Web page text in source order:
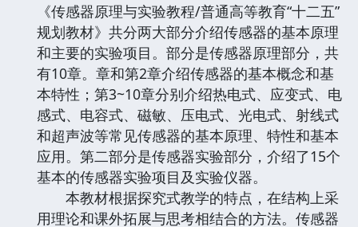
《传感器原理与实验教程/普通高等教育“十二五”
规划教材》共分两大部分介绍传感器的基本原理
和主要的实验项目。部分是传感器原理部分，共
有10章。章和第2章介绍传感器的基本概念和基
本特性；第3~10章分别介绍热电式、应变式、电
感式、电容式、磁敏、压电式、光电式、射线式
和超声波等常见传感器的基本原理、特性和基本
应用。第二部分是传感器实验部分，介绍了15个
基本的传感器实验项目及实验仪器。
本教材根据探究式教学的特点，在结构上采
用理论和课外拓展与思考相结合的方法。传感器